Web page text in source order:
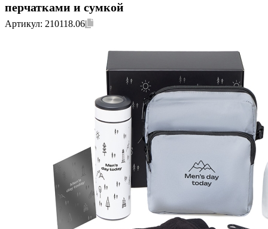
перчатками и сумкой
Артикул: 210118.06